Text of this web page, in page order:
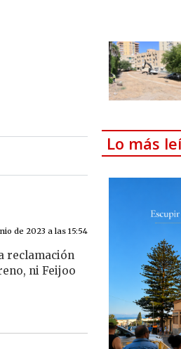
de 2023 a las 15:54
reclamación
ni Feijoo
Lo más